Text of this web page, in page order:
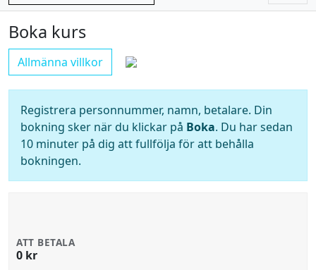
Boka kurs
Allmänna villkor
Registrera personnummer, namn, betalare. Din
bokning sker när du klickar på Boka. Du har sedan
10 minuter på dig att fullfölja för att behålla
bokningen.
ATT BETALA
0 kr